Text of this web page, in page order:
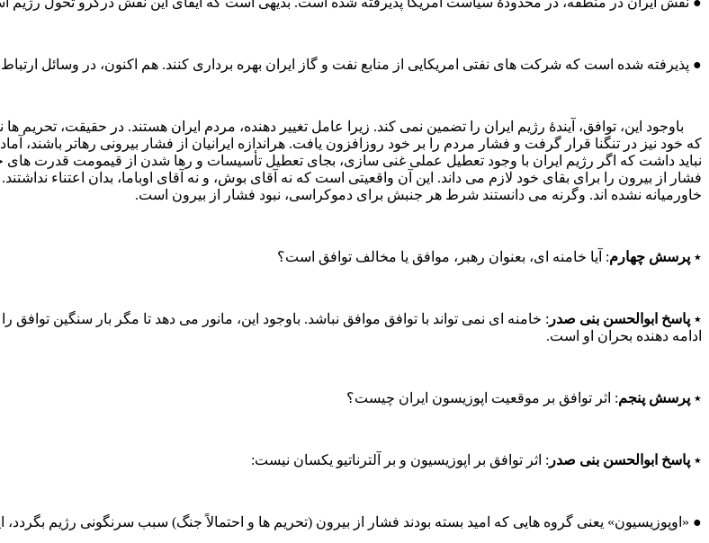
● پذیرفته شده‌ است که شرکت های نفتی امریکایی از منابع نفت و گاز ایران بهره برداری کنند. هم‌ اکنون، در وسائل
باوجود این، توافق، آیندۀ رژیم ایران را تضمین نمی‌ کند. زیرا عامل تغییر دهنده، مردم ایران هستند. در حقیقت، تحریم
که خود نیز در تنگنا قرار گرفت و فشار مردم را بر خود روزافزون یافت. هراندازه ایرانیان از فشار بیرونی رهاتر
نباید داشت که اگر رژیم ایران با وجود تعطیل عملی غنی سازی، بجای تعطیل تأسیسات و رها شدن از قیمومت قدرت‌ های
فشار از بیرون را برای بقای خود لازم می‌ داند. این آن واقعیتی است که نه آقای بوش، و نه آقای اوباما، بدان اعتناء
خاورمیانه نشده‌ اند. وگرنه می‌ دانستند شرط هر جنبش برای دموکراسی، نبود فشار از بیرون است.
٭ پرسش چهارم: آیا خامنه‌ ای، بعنوان رهبر، موافق یا مخالف توافق است؟
٭ پاسخ ابوالحسن بنی‌ صدر : خامنه‌ ای نمی‌ تواند با توافق موافق نباشد. باوجود این، مانور می‌ دهد تا مگر بار سنگین
ادامه دهنده بحران او است.
٭ پرسش پنجم: اثر توافق بر موقعیت اپوزیسون ایران چیست؟
٭ پاسخ ابوالحسن بنی‌ صدر : اثر توافق بر اپوزیسیون و بر آلترناتیو یکسان نیست:
● «اوپوزیسیون» یعنی گروه‌ هایی که امید بسته بودند فشار از بیرون (تحریم ها و احتمالاً جنگ) سبب سرنگونی رژیم